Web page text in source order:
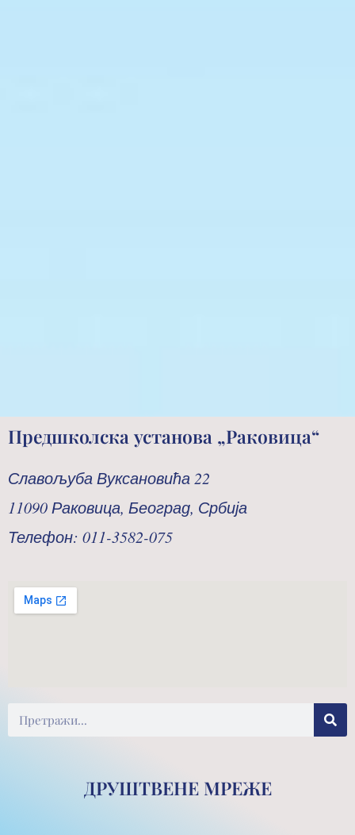
Предшколска установа „Раковица“
Славољуба Вуксановића 22
11090 Раковица, Београд, Србија
Телефон: 011-3582-075
ДРУШТВЕНЕ МРЕЖЕ